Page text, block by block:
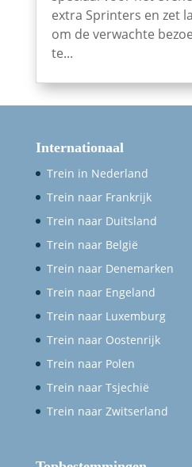
extra Sprinters en zet
om de verwachte
te...
Internationaal
Trein in Nederland
Trein naar Frankrijk
Trein naar Duitsland
Trein naar België
Trein naar Denemarken
Trein naar Engeland
Trein naar Luxemburg
Trein naar Oostenrijk
Trein naar Polen
Trein naar Tsjechië
Trein naar Zwitserland